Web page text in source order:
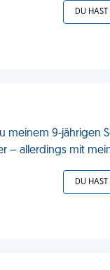
DU HAST
meinem 9-jährigen
– allerdings mit
DU HAST